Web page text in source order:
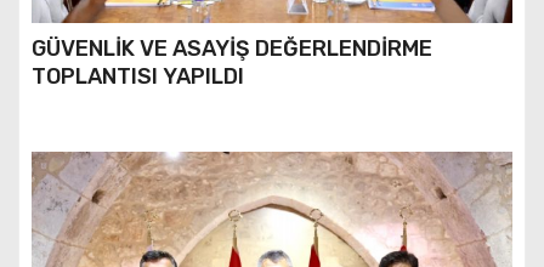
GÜVENLİK VE ASAYİŞ DEĞERLENDİRME
TOPLANTISI YAPILDI